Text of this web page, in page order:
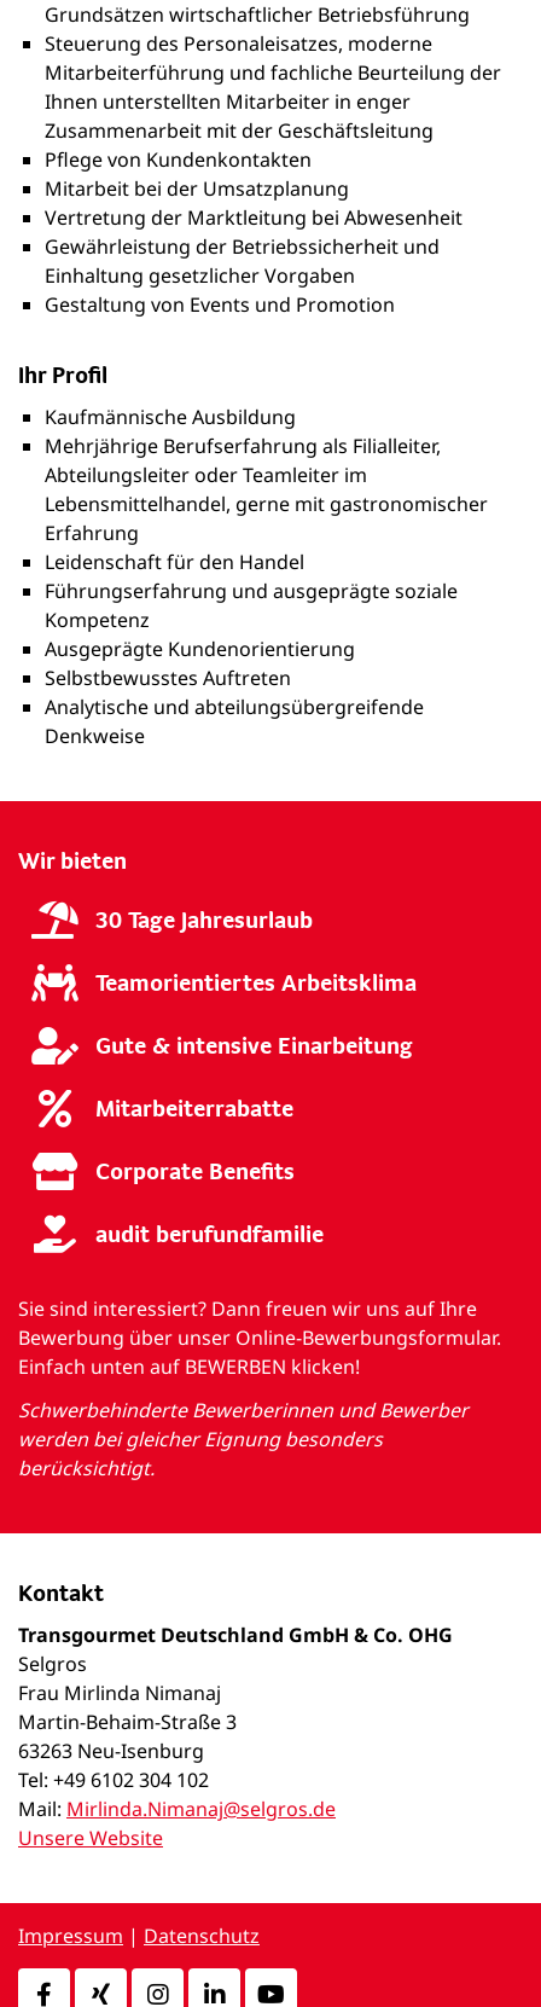
Grundsätzen wirtschaftlicher Betriebsführung
Steuerung des Personaleisatzes, moderne
Mitarbeiterführung und fachliche Beurteilung der
Ihnen unterstellten Mitarbeiter in enger
Zusammenarbeit mit der Geschäftsleitung
Pflege von Kundenkontakten
Mitarbeit bei der Umsatzplanung
Vertretung der Marktleitung bei Abwesenheit
Gewährleistung der Betriebssicherheit und
Einhaltung gesetzlicher Vorgaben
Gestaltung von Events und Promotion
Ihr Profil
Kaufmännische Ausbildung
Mehrjährige Berufserfahrung als Filialleiter,
Abteilungsleiter oder Teamleiter im
Lebensmittelhandel, gerne mit gastronomischer
Erfahrung
Leidenschaft für den Handel
Führungserfahrung und ausgeprägte soziale
Kompetenz
Ausgeprägte Kundenorientierung
Selbstbewusstes Auftreten
Analytische und abteilungsübergreifende
Denkweise
Wir bieten
30 Tage Jahresurlaub
Teamorientiertes Arbeitsklima
Gute & intensive Einarbeitung
Mitarbeiterrabatte
Corporate Benefits
audit berufundfamilie
Sie sind interessiert? Dann freuen wir uns auf Ihre
Bewerbung über unser Online-Bewerbungsformular.
Einfach unten auf BEWERBEN klicken!
Schwerbehinderte Bewerberinnen und Bewerber
werden bei gleicher Eignung besonders
berücksichtigt.
Kontakt
Transgourmet Deutschland GmbH & Co. OHG
Selgros
Frau Mirlinda Nimanaj
Martin-Behaim-Straße 3
63263 Neu-Isenburg
Tel: +49 6102 304 102
Mail: Mirlinda.Nimanaj@selgros.de
Unsere Website
Impressum | Datenschutz